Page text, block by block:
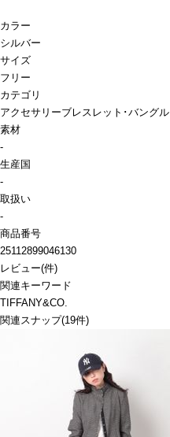
カラー
シルバー
サイズ
フリー
カテゴリ
アクセサリーブレスレット･バングル
素材
-
生産国
-
取扱い
-
商品番号
25112899046130
レビュー(件)
関連キーワード
TIFFANY&CO.
関連スナップ(19件)